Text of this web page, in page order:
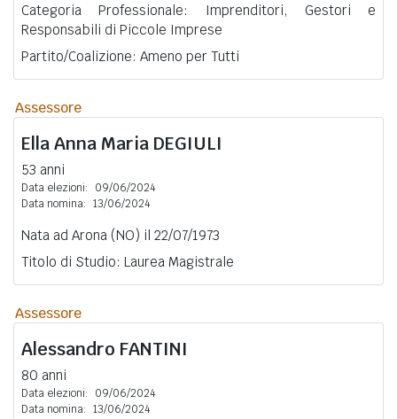
Categoria Professionale: Imprenditori, Gestori e
Responsabili di Piccole Imprese
Partito/Coalizione: Ameno per Tutti
Assessore
Ella Anna Maria DEGIULI
53 anni
Data elezioni:
09/06/2024
Data nomina: 13/06/2024
Nata ad Arona (NO) il 22/07/1973
Titolo di Studio: Laurea Magistrale
Assessore
Alessandro FANTINI
80 anni
Data elezioni:
09/06/2024
Data nomina: 13/06/2024